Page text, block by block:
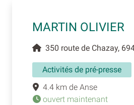
MARTIN OLIVIER
350 route de Chazay,
Activités de pré-presse
4.4 km de Anse
ouvert maintenant